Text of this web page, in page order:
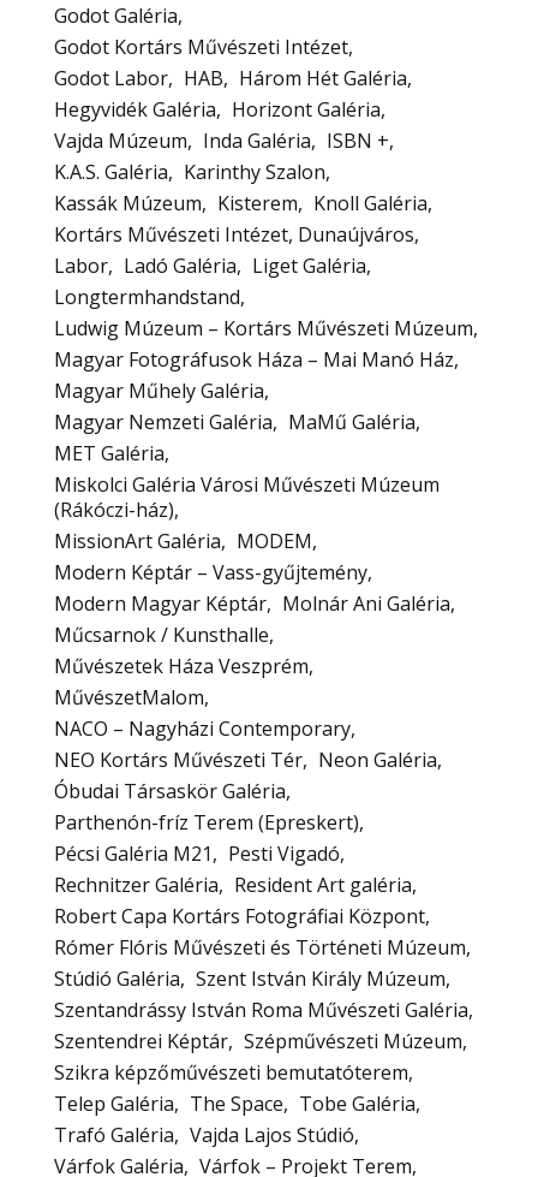
Godot Galéria
Godot Kortárs Művészeti Intézet
Godot Labor
HAB
Három Hét Galéria
Hegyvidék Galéria
Horizont Galéria
Vajda Múzeum
Inda Galéria
ISBN +
K.A.S. Galéria
Karinthy Szalon
Kassák Múzeum
Kisterem
Knoll Galéria
Kortárs Művészeti Intézet, Dunaújváros
Labor
Ladó Galéria
Liget Galéria
Longtermhandstand
Ludwig Múzeum – Kortárs Művészeti Múzeum
Magyar Fotográfusok Háza – Mai Manó Ház
Magyar Műhely Galéria
Magyar Nemzeti Galéria
MaMű Galéria
MET Galéria
Miskolci Galéria Városi Művészeti Múzeum
(Rákóczi-ház)
MissionArt Galéria
MODEM
Modern Képtár – Vass-gyűjtemény
Modern Magyar Képtár
Molnár Ani Galéria
Műcsarnok / Kunsthalle
Művészetek Háza Veszprém
MűvészetMalom
NACO – Nagyházi Contemporary
NEO Kortárs Művészeti Tér
Neon Galéria
Óbudai Társaskör Galéria
Parthenón-fríz Terem (Epreskert)
Pécsi Galéria M21
Pesti Vigadó
Rechnitzer Galéria
Resident Art galéria
Robert Capa Kortárs Fotográfiai Központ
Rómer Flóris Művészeti és Történeti Múzeum
Stúdió Galéria
Szent István Király Múzeum
Szentandrássy István Roma Művészeti Galéria
Szentendrei Képtár Szépművészeti Múzeum
Szikra képzőművészeti bemutatóterem
Telep Galéria
The Space
Tobe Galéria
Trafó Galéria
Vajda Lajos Stúdió
Várfok Galéria
Várfok – Projekt Terem